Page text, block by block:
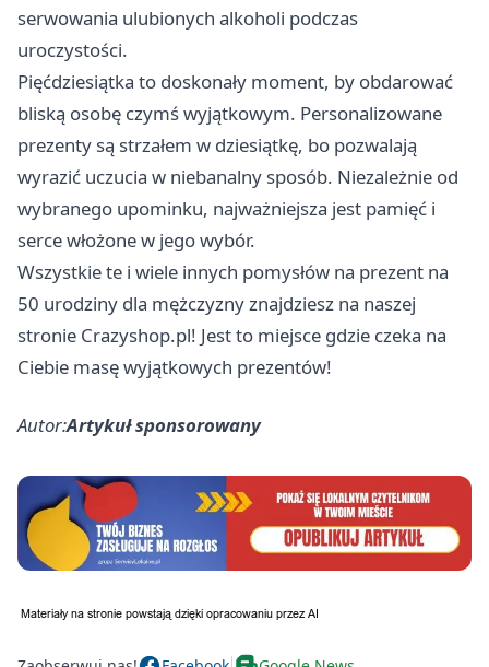
serwowania ulubionych alkoholi podczas
uroczystości.
Pięćdziesiątka to doskonały moment, by obdarować
bliską osobę czymś wyjątkowym. Personalizowane
prezenty są strzałem w dziesiątkę, bo pozwalają
wyrazić uczucia w niebanalny sposób. Niezależnie od
wybranego upominku, najważniejsza jest pamięć i
serce włożone w jego wybór.
Wszystkie te i wiele innych pomysłów na prezent na
50 urodziny dla mężczyznyznajdziesz na naszej
stronie Crazyshop.pl! Jest to miejsce gdzie czeka na
Ciebie masę wyjątkowych prezentów!
Autor:Artykuł sponsorowany